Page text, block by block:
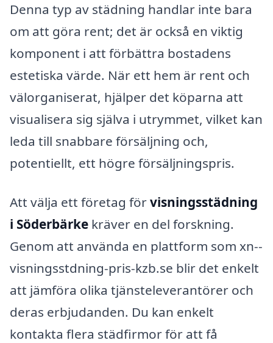
Denna typ av städning handlar inte bara
om att göra rent; det är också en viktig
komponent i att förbättra bostadens
estetiska värde. När ett hem är rent och
välorganiserat, hjälper det köparna att
visualisera sig själva i utrymmet, vilket kan
leda till snabbare försäljning och,
potentiellt, ett högre försäljningspris.
Att välja ett företag förvisningsstädning
i Söderbärke kräver en del forskning.
Genom att använda en plattform som xn--
visningsstdning-pris-kzb.se blir det enkelt
att jämföra olika tjänsteleverantörer och
deras erbjudanden. Du kan enkelt
kontakta flera städfirmor för att få